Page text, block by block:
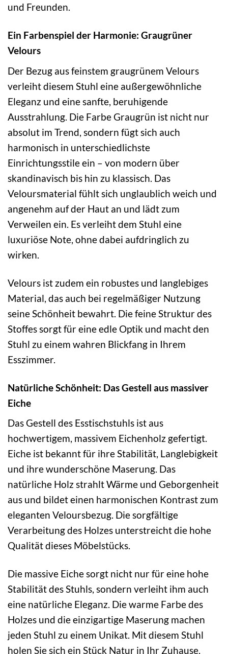
und Freunden.
Ein Farbenspiel der Harmonie: Graugrüner
Velours
Der Bezug aus feinstem graugrünem Velours
verleiht diesem Stuhl eine außergewöhnliche
Eleganz und eine sanfte, beruhigende
Ausstrahlung. Die Farbe Graugrün ist nicht nur
absolut im Trend, sondern fügt sich auch
harmonisch in unterschiedlichste
Einrichtungsstile ein – von modern über
skandinavisch bis hin zu klassisch. Das
Veloursmaterial fühlt sich unglaublich weich und
angenehm auf der Haut an und lädt zum
Verweilen ein. Es verleiht dem Stuhl eine
luxuriöse Note, ohne dabei aufdringlich zu
wirken.
Velours ist zudem ein robustes und langlebiges
Material, das auch bei regelmäßiger Nutzung
seine Schönheit bewahrt. Die feine Struktur des
Stoffes sorgt für eine edle Optik und macht den
Stuhl zu einem wahren Blickfang in Ihrem
Esszimmer.
Natürliche Schönheit: Das Gestell aus massiver
Eiche
Das Gestell des Esstischstuhls ist aus
hochwertigem, massivem Eichenholz gefertigt.
Eiche ist bekannt für ihre Stabilität, Langlebigkeit
und ihre wunderschöne Maserung. Das
natürliche Holz strahlt Wärme und Geborgenheit
aus und bildet einen harmonischen Kontrast zum
eleganten Veloursbezug. Die sorgfältige
Verarbeitung des Holzes unterstreicht die hohe
Qualität dieses Möbelstücks.
Die massive Eiche sorgt nicht nur für eine hohe
Stabilität des Stuhls, sondern verleiht ihm auch
eine natürliche Eleganz. Die warme Farbe des
Holzes und die einzigartige Maserung machen
jeden Stuhl zu einem Unikat. Mit diesem Stuhl
holen Sie sich ein Stück Natur in Ihr Zuhause.